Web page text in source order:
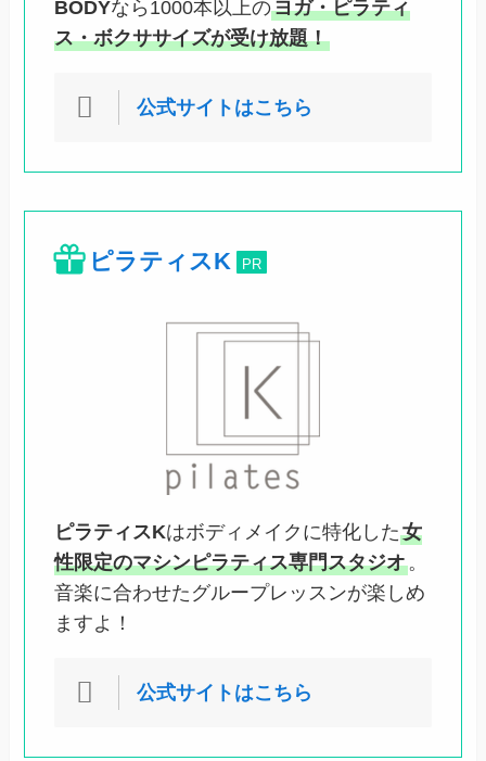
BODYなら1000本以上のヨガ・ピラティ
ス・ボクササイズが受け放題！
公式サイトはこちら
ピラティスK PR
ピラティスKはボディメイクに特化した女
性限定のマシンピラティス専門スタジオ。
音楽に合わせたグループレッスンが楽しめ
ますよ！
公式サイトはこちら